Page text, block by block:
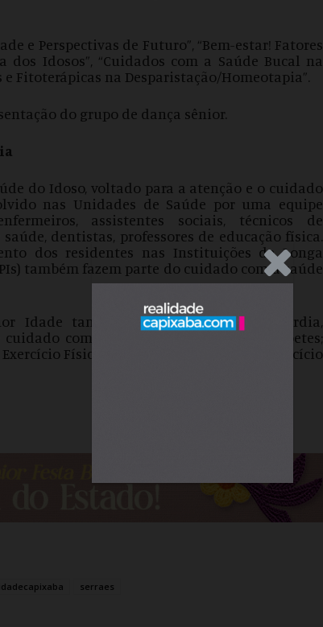
.Anúncio
e Perspectivas de Futuro”, “Bem-estar! Fatores
Idosos”, “Cuidados com a Saúde Bucal na
e Fitoterápicas na Desparistação/Homeotapia”.
do grupo de dança sênior.
do Idoso, voltado para a atenção e o cuidado
nas Unidades de Saúde por uma equipe
assistentes sociais, técnicos de
dentistas, professores de educação física.
dos residentes nas Instituições de Longa
também fazem parte do cuidado com a saúde
Idade também está inserido no Hiperdia,
cuidado com a hipertensão arterial e diabetes;
Físico (Proef), com a prática de exercício
serraes